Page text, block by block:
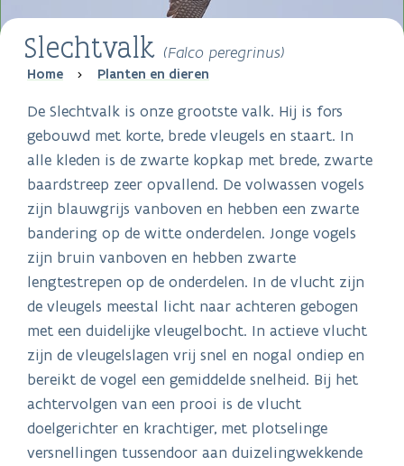
Slechtvalk (Falco peregrinus)
Breadcrumb
Home Planten en dieren
De Slechtvalk is onze grootste valk. Hij is fors
gebouwd met korte, brede vleugels en staart. In
alle kleden is de zwarte kopkap met brede, zwarte
baardstreep zeer opvallend. De volwassen vogels
zijn blauwgrijs vanboven en hebben een zwarte
bandering op de witte onderdelen. Jonge vogels
zijn bruin vanboven en hebben zwarte
lengtestrepen op de onderdelen. In de vlucht zijn
de vleugels meestal licht naar achteren gebogen
met een duidelijke vleugelbocht. In actieve vlucht
zijn de vleugelslagen vrij snel en nogal ondiep en
bereikt de vogel een gemiddelde snelheid. Bij het
achtervolgen van een prooi is de vlucht
doelgerichter en krachtiger, met plotselinge
versnellingen tussendoor aan duizelingwekkende